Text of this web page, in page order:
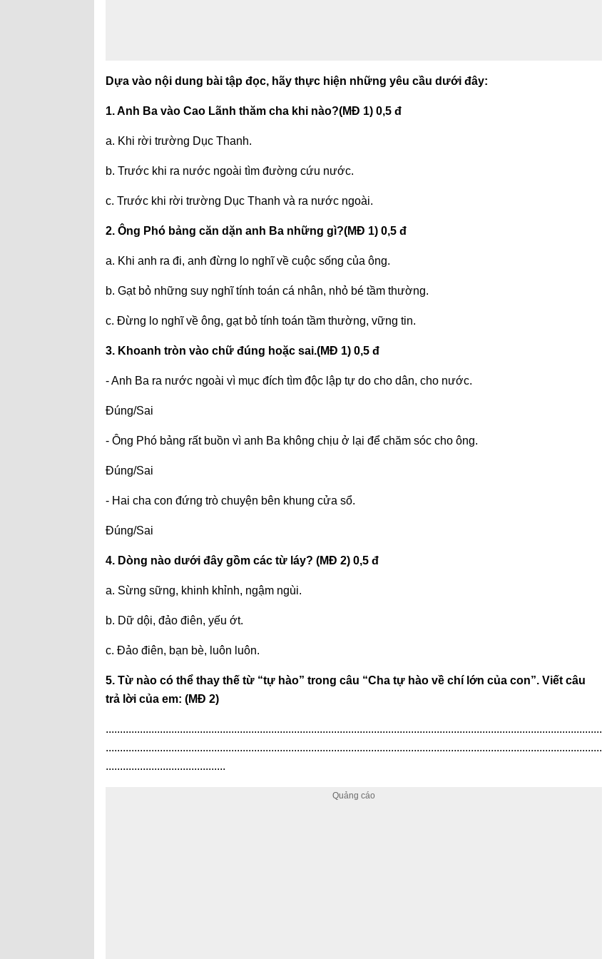
Dựa vào nội dung bài tập đọc, hãy thực hiện những yêu cầu dưới đây:
1. Anh Ba vào Cao Lãnh thăm cha khi nào?(MĐ 1) 0,5 đ
a. Khi rời trường Dục Thanh.
b. Trước khi ra nước ngoài tìm đường cứu nước.
c. Trước khi rời trường Dục Thanh và ra nước ngoài.
2. Ông Phó bảng căn dặn anh Ba những gì?(MĐ 1) 0,5 đ
a. Khi anh ra đi, anh đừng lo nghĩ về cuộc sống của ông.
b. Gạt bỏ những suy nghĩ tính toán cá nhân, nhỏ bé tầm thường.
c. Đừng lo nghĩ về ông, gạt bỏ tính toán tầm thường, vững tin.
3. Khoanh tròn vào chữ đúng hoặc sai.(MĐ 1) 0,5 đ
- Anh Ba ra nước ngoài vì mục đích tìm độc lập tự do cho dân, cho nước.
Đúng/Sai
- Ông Phó bảng rất buồn vì anh Ba không chịu ở lại để chăm sóc cho ông.
Đúng/Sai
- Hai cha con đứng trò chuyện bên khung cửa sổ.
Đúng/Sai
4. Dòng nào dưới đây gồm các từ láy? (MĐ 2) 0,5 đ
a. Sừng sững, khinh khỉnh, ngậm ngùi.
b. Dữ dội, đảo điên, yếu ớt.
c. Đảo điên, bạn bè, luôn luôn.
5. Từ nào có thể thay thế từ “tự hào” trong câu “Cha tự hào về chí lớn của con”. Viết câu
trả lời của em: (MĐ 2)
..............................................................................................................................................................................
..............................................................................................................................................................................
..........................................